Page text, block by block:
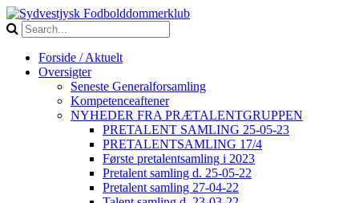
Forside / Aktuelt
Oversigter
Seneste Generalforsamling
Kompetenceaftener
NYHEDER FRA PRÆTALENTGRUPPEN
PRETALENT SAMLING 25-05-23
PRETALENTSAMLING 17/4
Første pretalentsamling i 2023
Pretalent samling d. 25-05-22
Pretalent samling 27-04-22